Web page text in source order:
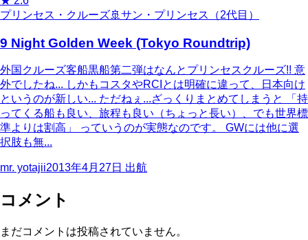
プリンセス・クルーズ🚢 サン・プリンセス（2代目）
9 Night Golden Week (Tokyo Roundtrip)
外国クルーズ客船黒船第二弾はなんとプリンセスクルーズ!! 意
外でしたね... しかもコスタやRCIとは明確に違って、日本向け
というのが新しい... ただねぇ...ざっくりまとめてしまうと 「持
ってくる船も良い、旅程も良い（ちょっと長い）、でも世界標
準よりは割高」 っていうのが実態なのです。 GWには他に選
択肢も無...
mr. yotajii2013年4月27日 出航
コメント
まだコメントは投稿されていません。